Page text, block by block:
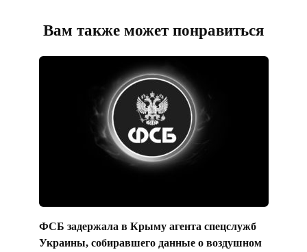
Вам также может понравиться
ФСБ задержала в Крыму агента спецслужб
Украины, собиравшего данные о воздушном